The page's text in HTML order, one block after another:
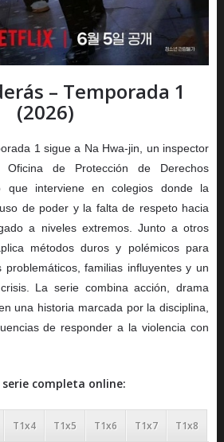
– Temporada 1
(2026)
1 sigue a Na Hwa-jin, un inspector
de Protección de Derechos
que interviene en colegios donde la
de poder y la falta de respeto hacia
a niveles extremos. Junto a otros
métodos duros y polémicos para
familias influyentes y un
La serie combina acción, drama
una historia marcada por la disciplina,
de responder a la violencia con
serie completa online:
T1x4 T1x5 T1x6 T1x7 T1x8